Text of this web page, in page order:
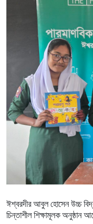
ঈশ্বরদীর আবুলহোসেন উচ্চ
চিন্তাশীল শিক্ষামূলক